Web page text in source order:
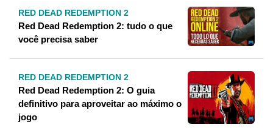
RED DEAD REDEMPTION 2
Red Dead Redemption 2: tudo o que
você precisa saber
RED DEAD REDEMPTION 2
Red Dead Redemption 2: O guia
definitivo para aproveitar ao máximo o
jogo